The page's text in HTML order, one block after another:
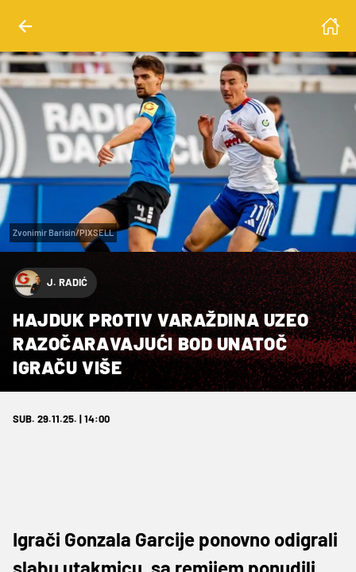
Zvonimir Barisin/PIXSELL
J. RADIĆ
HAJDUK PROTIV VARAŽDINA UZEO
RAZOČARAVAJUĆI BOD UNATOČ
IGRAČU VIŠE
SUB. 29.11.25. | 14:00
Igrači Gonzala Garcije ponovno odigrali